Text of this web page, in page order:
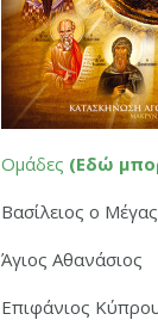
Ομάδες (Εδώ
Βασίλειος ο Μέγας
Άγιος Αθανάσιος
Επιφάνιος